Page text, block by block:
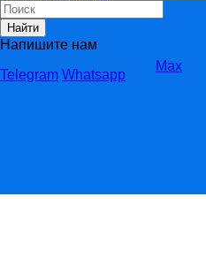
Найти
Напишите нам
Telegram Whatsapp
Max